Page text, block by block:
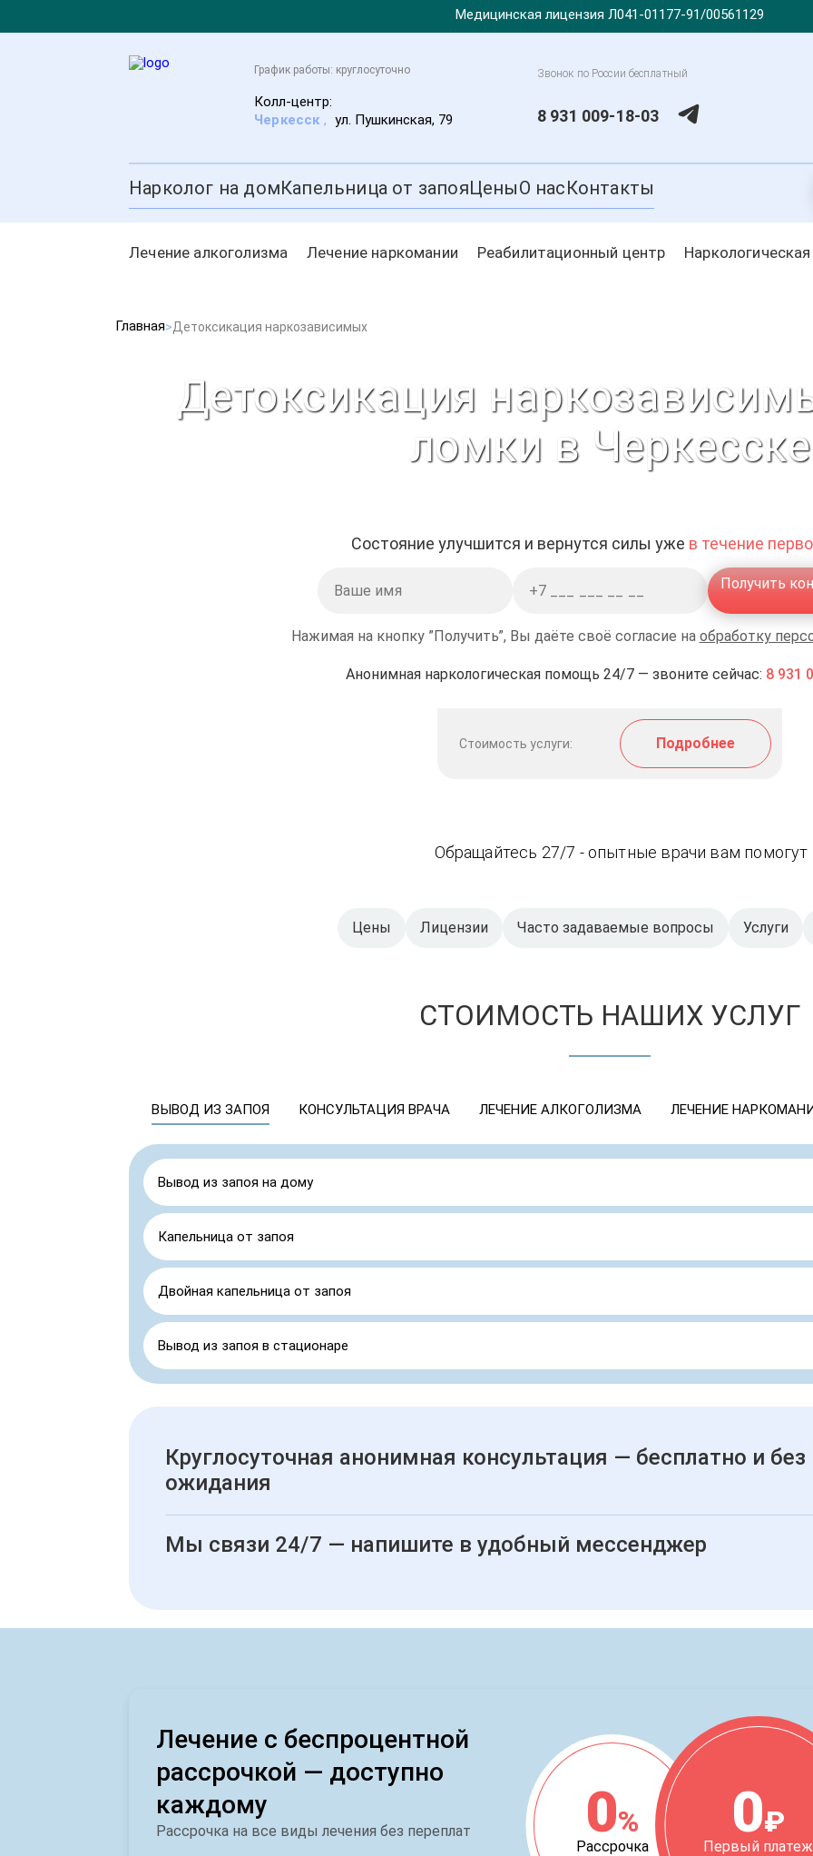
Медицинская лицензия Л041-01177-91/00561129
График работы: круглосуточно
Колл-центр:
Черкесск , ул. Пушкинская, 79
Звонок по России бесплатный
8 931 009-18-03
Нарколог на домКапельница от запояЦеныО насКонтакты
Лечение алкоголизма Лечение наркомании Реабилитационный центр
Главная Детоксикация наркозависимых
Детоксикация
ломки в Черкесске
Состояние улучшится и вернутся силы уже в течение
Получить
Нажимая на кнопку ”Получить”, Вы даёте своё согласие на обработку
Анонимная наркологическая помощь 24/7 — звоните сейчас: 8 931
Стоимость услуги: Подробнее
Обращайтесь 27/7 - опытные врачи вам помогут
Цены Лицензии Часто задаваемые вопросы Услуги
СТОИМОСТЬ НАШИХ УСЛУГ
ВЫВОД ИЗ ЗАПОЯ КОНСУЛЬТАЦИЯ ВРАЧА ЛЕЧЕНИЕ АЛКОГОЛИЗМА ЛЕЧЕНИЕ
Вывод из запоя на дому
Капельница от запоя
Двойная капельница от запоя
Вывод из запоя в стационаре
Круглосуточная анонимная консультация — бесплатно и без
ожидания
Мы связи 24/7 — напишите в удобный мессенджер
Лечение с беспроцентной
рассрочкой — доступно
каждому
Рассрочка на все виды лечения без переплат 0%
Рассрочка
0₽
Первый платеж